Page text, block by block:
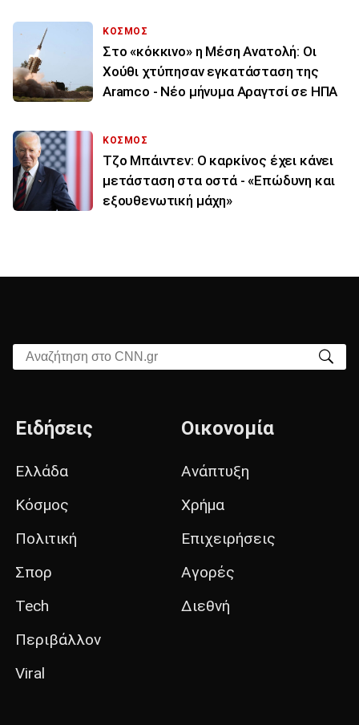
ΚΟΣΜΟΣ
Στο «κόκκινο» η Μέση Ανατολή: Οι
Χούθι χτύπησαν εγκατάσταση της
Aramco - Νέο μήνυμα Αραγτσί σε ΗΠΑ
ΚΟΣΜΟΣ
Τζο Μπάιντεν: Ο καρκίνος έχει κάνει
μετάσταση στα οστά - «Επώδυνη και
εξουθενωτική μάχη»
Αναζήτηση στο CNN.gr
Ειδήσεις
Ελλάδα
Κόσμος
Πολιτική
Σπορ
Tech
Περιβάλλον
Viral
Οικονομία
Ανάπτυξη
Χρήμα
Επιχειρήσεις
Αγορές
Διεθνή